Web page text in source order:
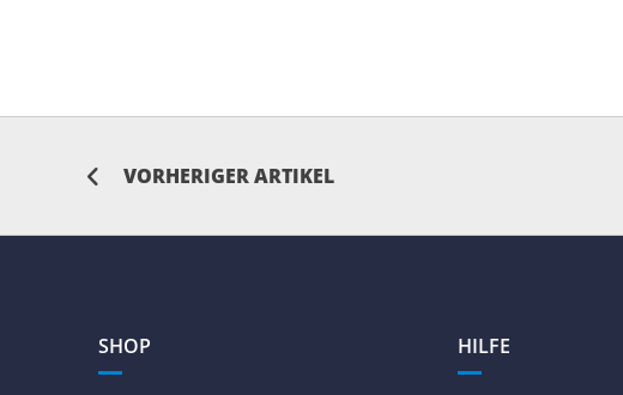
VORHERIGER ARTIKEL
SHOP HILFE